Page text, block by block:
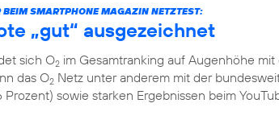
BEIM SMARTPHONE MAGAZIN NETZTEST:
„gut“ ausgezeichnet
sich O2 im Gesamtranking auf Augenhöhe
das O2 Netz unter anderem mit der
sowie starken Ergebnissen beim